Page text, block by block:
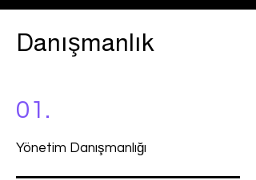
Danışmanlık
01.
Yönetim Danışmanlığı